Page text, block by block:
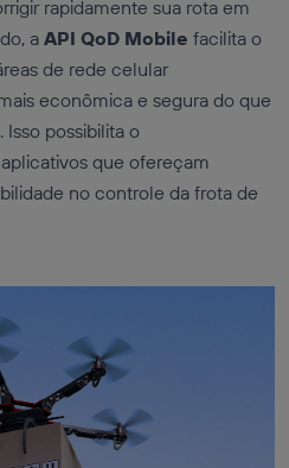
rapidamente sua rota em
a API QoD Mobile facilita o
de rede celular
econômica e segura do que
Isso possibilita o
que ofereçam
no controle da frota de